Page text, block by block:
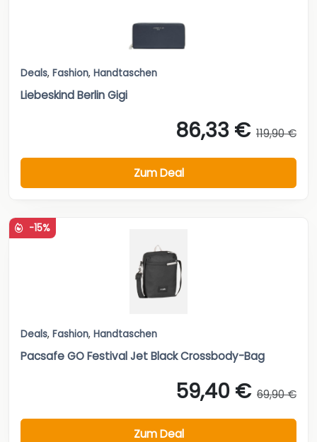
Deals, Fashion, Handtaschen
Liebeskind Berlin Gigi
86,33 € 119,90 €
Zum Deal
-15%
Deals, Fashion, Handtaschen
Pacsafe GO Festival Jet Black Crossbody-Bag
59,40 € 69,90 €
Zum Deal